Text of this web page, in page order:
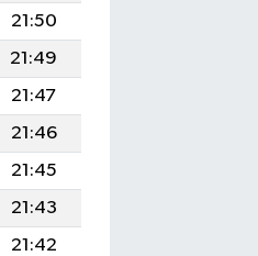
21:50
21:49
21:47
21:46
21:45
21:43
21:42